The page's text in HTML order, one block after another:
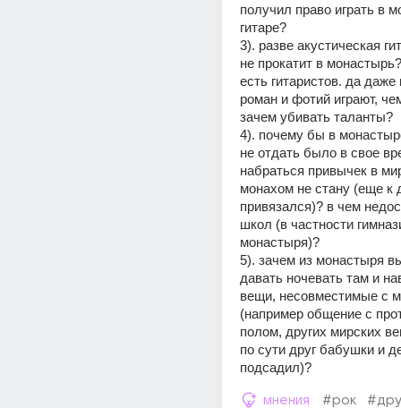
получил право играть в
гитаре?
3). разве акустическая
не прокатит в
есть гитаристов. да
роман и фотий играют,
зачем убивать таланты?
4). почему бы в
не отдать было в свое
набраться привычек в
монахом не стану (еще к
привязался)? в чем
школ (в частности
монастыря)?
5). зачем из монастыря
давать ночевать там и
вещи, несовместимые с
(например общение с
полом, других мирских
по сути друг бабушки и
подсадил)?
мнения #рок